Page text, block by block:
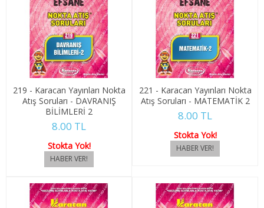
4. SINIF 7. YARIYIL ULUSLARARASI İLŞ
4. SINIF 8. YARIYIL ULUSLARARASI İLŞ
KONAKLAMA İŞLETMECİLİĞİ
1. SINIF 1. YARIYIL KONAKLAMA İŞL
2. SINIF 3. YARIYIL KONAKLAMA İŞL
3. SINIF 5. YARIYIL KONAKLAMA İŞL
219 - Karacan Yayınları Nokta
Atış Soruları - DAVRANIŞ
BİLİMLERİ 2
8.00 TL
Stokta Yok!
221 - Karacan Yayınları Nokta
Atış Soruları - MATEMATİK 2
8.00 TL
Stokta Yok!